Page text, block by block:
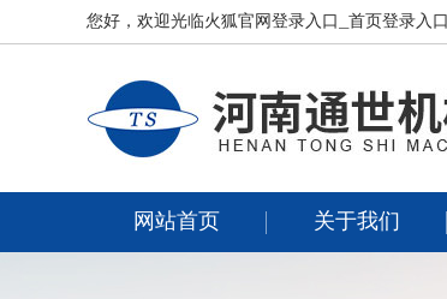
您好，欢迎光临火狐官网登录入口_首页登录入口
网站首页 关于我们